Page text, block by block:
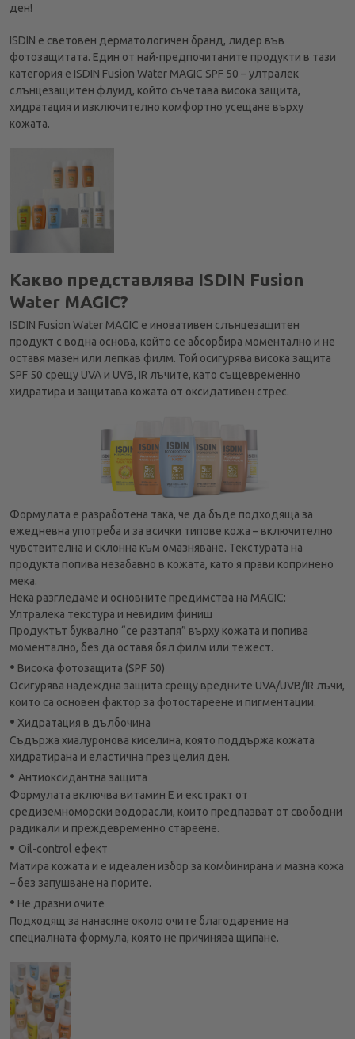
ден!
ISDIN е световен дерматологичен бранд, лидер във
фотозащитата. Един от най-предпочитаните продукти в тази
категория е ISDIN Fusion Water MAGIC SPF 50 – ултралек
слънцезащитен флуид, който съчетава висока защита,
хидратация и изключително комфортно усещане върху
кожата.
Какво представлява ISDIN Fusion
Water MAGIC?
ISDIN Fusion Water MAGIC е иновативен слънцезащитен
продукт с водна основа, който се абсорбира моментално и не
оставя мазен или лепкав филм. Той осигурява висока защита
SPF 50 срещу UVA и UVB, IR лъчите, като същевременно
хидратира и защитава кожата от оксидативен стрес.
Формулата е разработена така, че да бъде подходяща за
ежедневна употреба и за всички типове кожа – включително
чувствителна и склонна към омазняване. Текстурата на
продукта попива незабавно в кожата, като я прави копринено
мека.
Нека разгледаме и основните предимства на MAGIC:
Ултралека текстура и невидим финиш
Продуктът буквално “се разтапя” върху кожата и попива
моментално, без да оставя бял филм или тежест.
• Висока фотозащита (SPF 50)
Осигурява надеждна защита срещу вредните UVA/UVB/IR лъчи,
които са основен фактор за фотостареене и пигментации.
• Хидратация в дълбочина
Съдържа хиалуронова киселина, която поддържа кожата
хидратирана и еластична през целия ден.
• Антиоксидантна защита
Формулата включва витамин Е и екстракт от
средиземноморски водорасли, които предпазват от свободни
радикали и преждевременно стареене.
• Oil-control ефект
Матира кожата и е идеален избор за комбинирана и мазна кожа
– без запушване на порите.
• Не дразни очите
Подходящ за нанасяне около очите благодарение на
специалната формула, която не причинява щипане.